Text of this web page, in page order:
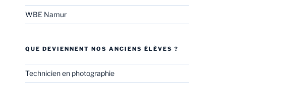
WBE Namur
QUE DEVIENNENT NOS ANCIENS ÉLÈVES ?
Technicien en photographie